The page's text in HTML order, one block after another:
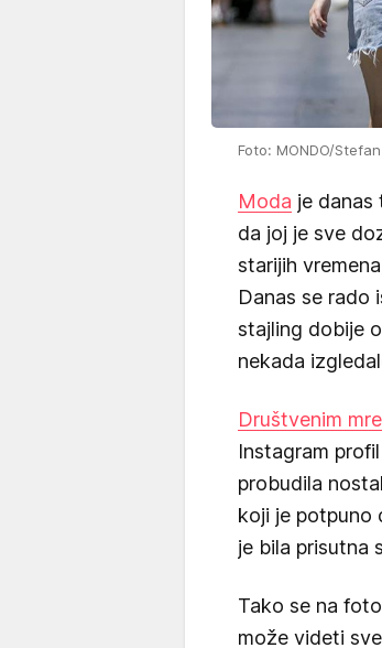
Foto: MONDO/
Moda je danas
da joj je sve
starijih
Danas se rado
stajling dobije
nekada
Društvenim
Instagram
probudila
koji je potpuno
je bila prisutna
Tako se na
može videti